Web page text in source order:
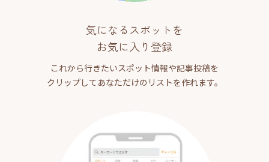
気になるスポットを
お気に入り登録
これから行きたいスポット情報や記事投稿を
クリップしてあなただけのリストを作れます。